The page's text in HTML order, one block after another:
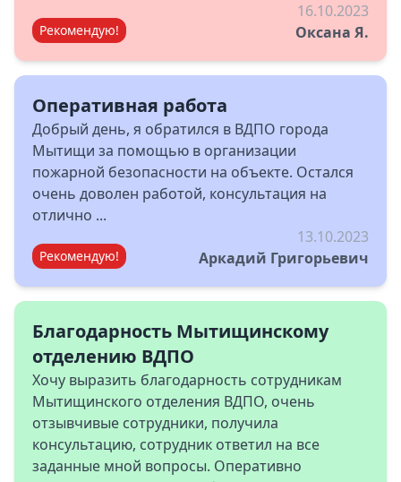
Рекомендую!
16.10.2023
Оксана Я.
Оперативная работа
Добрый день, я обратился в ВДПО города
Мытищи за помощью в организации
пожарной безопасности на объекте. Остался
очень доволен работой, консультация на
отлично ...
Рекомендую!
13.10.2023
Аркадий Григорьевич
Благодарность Мытищинскому
отделению ВДПО
Хочу выразить благодарность сотрудникам
Мытищинского отделения ВДПО, очень
отзывчивые сотрудники, получила
консультацию, сотрудник ответил на все
заданные мной вопросы. Оперативно